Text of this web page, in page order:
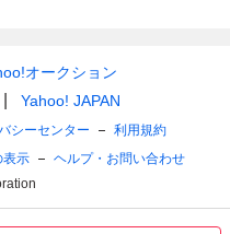
オークション
Yahoo! JAPAN
シーセンター
利用規約
表示
ヘルプ・お問い合わせ